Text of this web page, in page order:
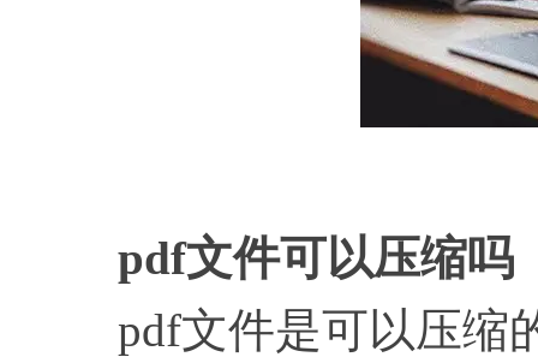
pdf文件可以压缩吗
pdf文件是可以压缩的